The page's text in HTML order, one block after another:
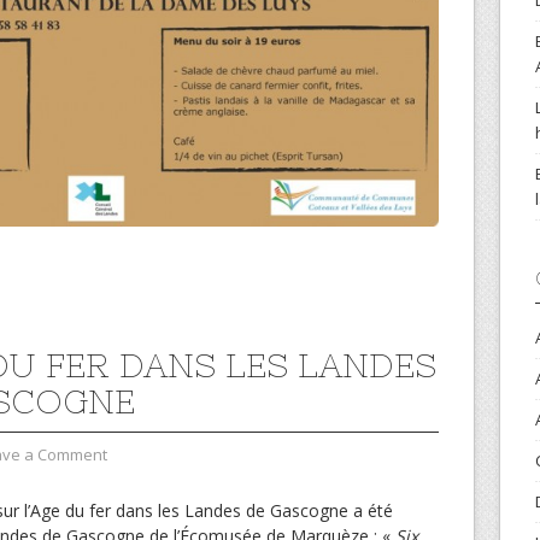
FER DANS LES LANDES
a Comment
l’Age du fer dans les Landes de Gascogne a été